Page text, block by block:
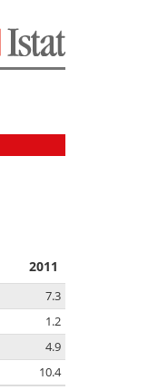
2011
7.3
1.2
4.9
10.4